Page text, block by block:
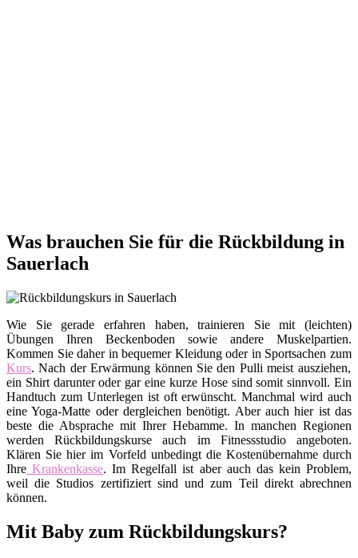
Was brauchen Sie für die Rückbildung in
Sauerlach
Wie Sie gerade erfahren haben, trainieren Sie mit (leichten)
Übungen Ihren Beckenboden sowie andere Muskelpartien.
Kommen Sie daher in bequemer Kleidung oder in Sportsachen zum
Kurs. Nach der Erwärmung können Sie den Pulli meist ausziehen,
ein Shirt darunter oder gar eine kurze Hose sind somit sinnvoll. Ein
Handtuch zum Unterlegen ist oft erwünscht. Manchmal wird auch
eine Yoga-Matte oder dergleichen benötigt. Aber auch hier ist das
beste die Absprache mit Ihrer Hebamme. In manchen Regionen
werden Rückbildungskurse auch im Fitnessstudio angeboten.
Klären Sie hier im Vorfeld unbedingt die Kostenübernahme durch
Ihre Krankenkasse. Im Regelfall ist aber auch das kein Problem,
weil die Studios zertifiziert sind und zum Teil direkt abrechnen
können.
Mit Baby zum Rückbildungskurs?